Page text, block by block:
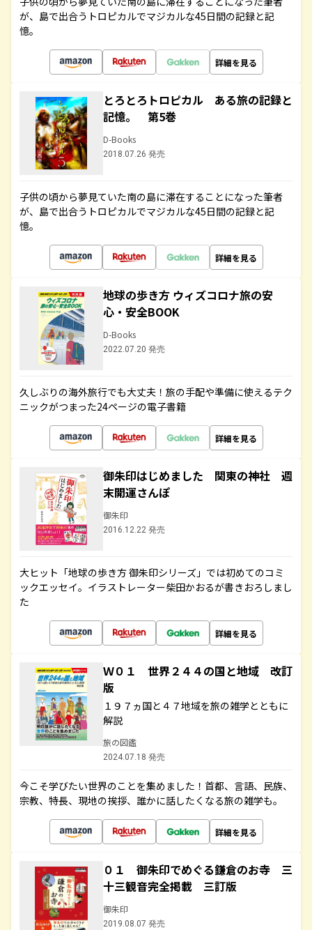
が、島で出合うトロピカルでマジカルな45日間の記録と記
憶。
詳細を見る
とろとろトロピカル ある旅の記録と
記憶。 第5巻
D-Books
2018.07.26 発売
子供の頃から夢見ていた南の島に滞在することになった筆者
が、島で出合うトロピカルでマジカルな45日間の記録と記
憶。
詳細を見る
地球の歩き方 ウィズコロナ旅の安
心・安全BOOK
D-Books
2022.07.20 発売
久しぶりの海外旅行でも大丈夫！旅の手配や準備に使えるテク
ニックがつまった24ページの電子書籍
詳細を見る
御朱印はじめました 関東の神社 週
末開運さんぽ
御朱印
2016.12.22 発売
大ヒット「地球の歩き方 御朱印シリーズ」では初めてのコミ
ックエッセイ。イラストレーター柴田かおるが書きおろしまし
た
詳細を見る
Ｗ０１ 世界２４４の国と地域 改訂
版
１９７ヵ国と４７地域を旅の雑学とともに
解説
旅の図鑑
2024.07.18 発売
今こそ学びたい世界のことを集めました！首都、言語、民族、
宗教、特長、現地の挨拶、誰かに話したくなる旅の雑学も。
詳細を見る
０１ 御朱印でめぐる鎌倉のお寺 三
十三観音完全掲載 三訂版
御朱印
2019.08.07 発売